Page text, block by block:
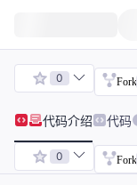
0 Fork
代码介绍 代码
0 Fork